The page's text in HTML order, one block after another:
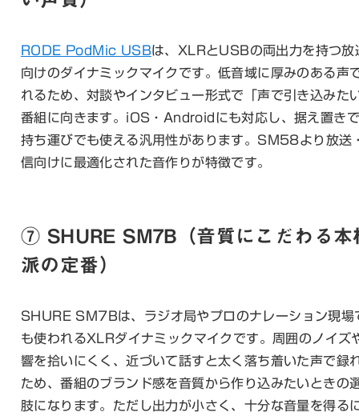
RODE PodMic USBは、XLRとUSBの両出力を持つ放
向けのダイナミックマイクです。低音域に厚みのある声
れるため、対談やインタビュー形式で「声で引き込みた
番組に向きます。iOS・Androidにも対応し、据え置き
持ち運びでも使える汎用性があります。SM58より放送
信向けに最適化された音作りが特徴です。
⑦ SHURE SM7B（音質にこだわる本
派の定番）
SHURE SM7Bは、ラジオ局やプロのナレーション現場
も使われるXLRダイナミックマイクです。周囲のノイズ
響を拾いにくく、近づいて話すと太く落ち着いた声で録
ため、番組のブランド感を音質から作り込みたいときの
肢になります。ただし出力が小さく、十分な音量を得る